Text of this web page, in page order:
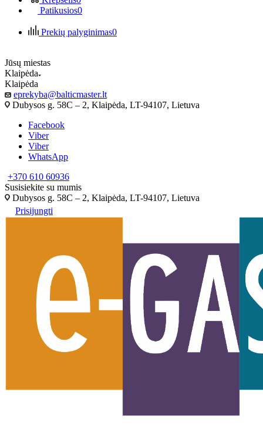
Patikusios0
Prekių palyginimas0
Jūsų miestas
Klaipėda
Klaipėda
eprekyba@balticmaster.lt
Dubysos g. 58C – 2, Klaipėda, LT-94107, Lietuva
Facebook
Viber
Viber
WhatsApp
+370 610 60936
Susisiekite su mumis
Dubysos g. 58C – 2, Klaipėda, LT-94107, Lietuva
Prisijungti